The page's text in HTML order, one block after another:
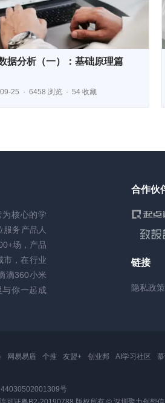
据分析（一）：基础原理篇
25 6458 浏览 54 收藏
核心的学
服务产品人
场，产品
市，在行业
滴360小米
你一起成
合作伙
链接
隐私政策
网易易盾 个推 友盟+ 创业邦 AI学习社区
号